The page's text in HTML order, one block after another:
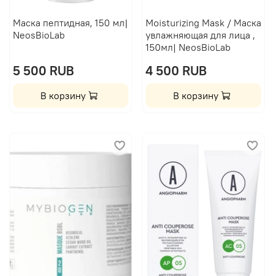
Маска пептидная, 150 мл|
NeosBioLab
5 500 RUB
В корзину
Moisturizing Mask / Маска
увлажняющая для лица ,
150мл| NeosBioLab
4 500 RUB
В корзину